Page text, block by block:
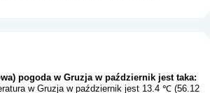
pogoda w Gruzja w październik jest taka:
w Gruzja w październik jest 13.4 ℃ (56.12